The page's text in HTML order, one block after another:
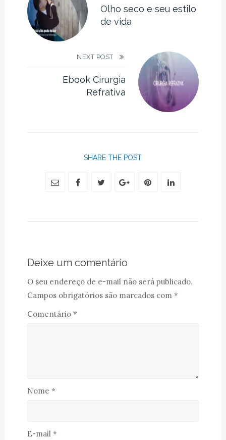
Olho seco e seu estilo
de vida
NEXT POST
Ebook Cirurgia
Refrativa
SHARE THE POST
Deixe um comentário
O seu endereço de e-mail não será publicado.
Campos obrigatórios são marcados com *
Comentário *
Nome *
E-mail *